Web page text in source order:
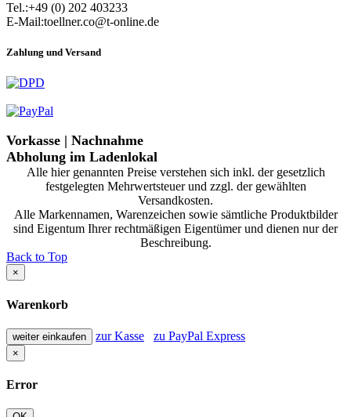
Tel.:+49 (0) 202 403233
E-Mail:toellner.co@t-online.de
Zahlung und Versand
Vorkasse | Nachnahme
Abholung im Ladenlokal
Alle hier genannten Preise verstehen sich inkl. der gesetzlich
festgelegten Mehrwertsteuer und zzgl. der gewählten
Versandkosten.
Alle Markennamen, Warenzeichen sowie sämtliche Produktbilder
sind Eigentum Ihrer rechtmäßigen Eigentümer und dienen nur der
Beschreibung.
Back to Top
×
Warenkorb
weiter einkaufen zur Kasse zu PayPal Express
×
Error